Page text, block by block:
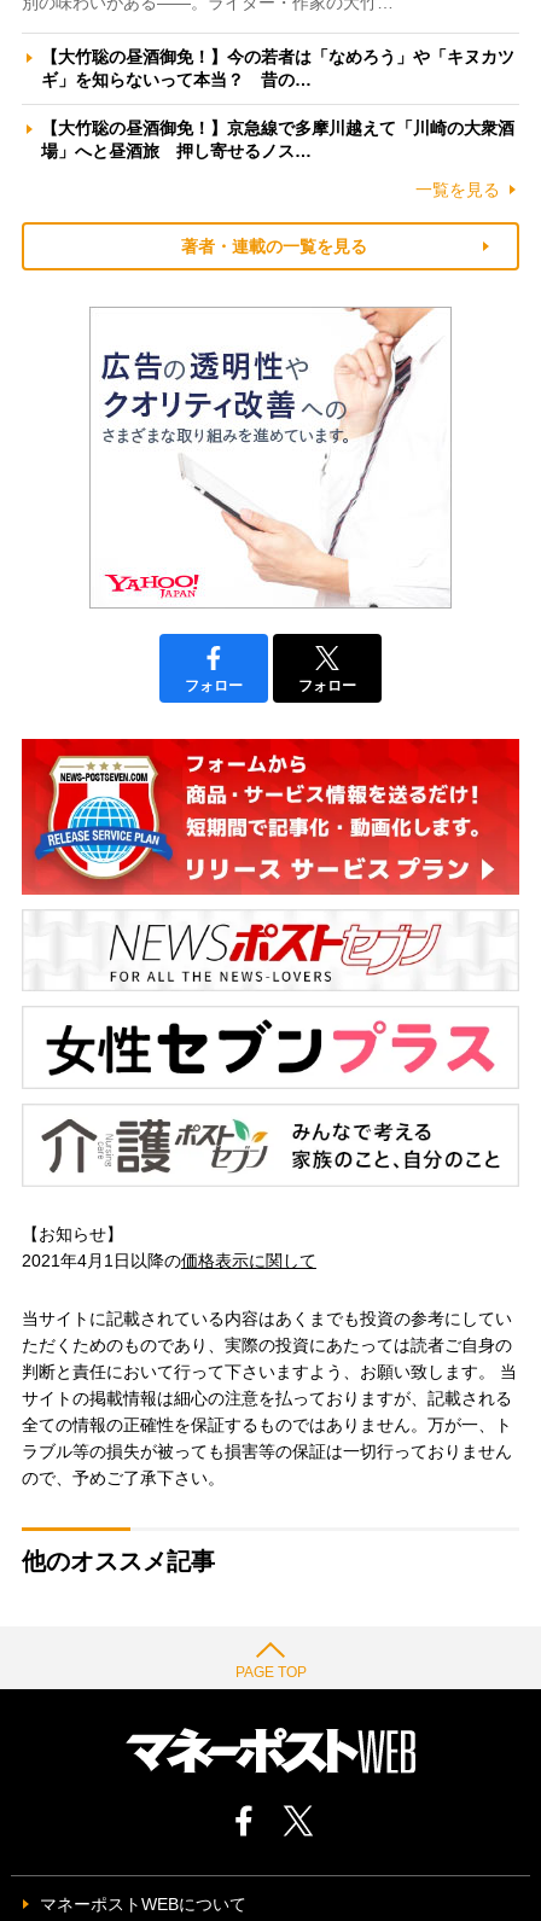
【大竹聡の昼酒御免！】今の若者は「なめろう」や「キヌカツ
ギ」を知らないって本当？ 昔の…
【大竹聡の昼酒御免！】京急線で多摩川越えて「川崎の大衆酒
場」へと昼酒旅 押し寄せるノス…
一覧を見る
著者・連載の一覧を見る
フォロー フォロー
【お知らせ】
2021年4月1日以降の価格表示に関して
当サイトに記載されている内容はあくまでも投資の参考にしてい
ただくためのものであり、実際の投資にあたっては読者ご自身の
判断と責任において行って下さいますよう、お願い致します。 当
サイトの掲載情報は細心の注意を払っておりますが、記載される
全ての情報の正確性を保証するものではありません。万が一、ト
ラブル等の損失が被っても損害等の保証は一切行っておりません
ので、予めご了承下さい。
他のオススメ記事
PAGE TOP
マネーポストWEBについて